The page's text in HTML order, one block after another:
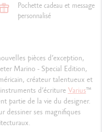
Pochette cadeau et message
personnalisé
pièces d’exception,
Marino - Special Edition,
créateur talentueux et
d’écritureVarius™
partie de la vie du designer.
dessiner ses magnifiques